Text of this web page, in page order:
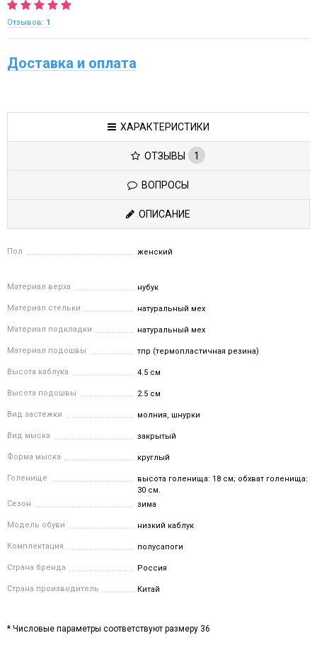
Отзывов: 1
Доставка и оплата
ХАРАКТЕРИСТИКИ
ОТЗЫВЫ 1
ВОПРОСЫ
ОПИСАНИЕ
Пол женский
Материал верха нубук
Материал стельки натуральный мех
Материал подкладки натуральный мех
Материал подошвы тпр (термопластичная резина)
Высота каблука 4.5 см
Высота подошвы 2.5 см
Вид застежки молния, шнурки
Вид мыска закрытый
Форма мыска круглый
Голенище
высота голенища: 18 см; обхват голенища:
30 см.
Сезон
зима
Модель обуви низкий каблук
Комплектация полусапоги
Страна бренда Россия
Страна производитель Китай
* Числовые параметры соответствуют размеру 36